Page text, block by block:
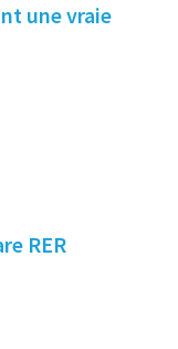
une vraie
RER